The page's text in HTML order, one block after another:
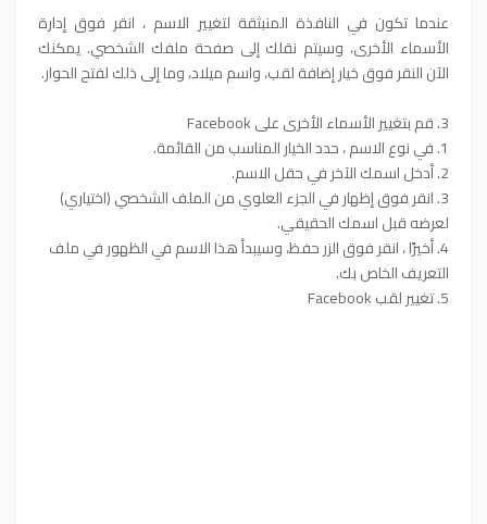
عندما تكون في النافذة المنبثقة لتغيير الاسم ، انقر فوق إدارة
الأسماء الأخرى، وسيتم نقلك إلى صفحة ملفك الشخصي. يمكنك
الآن النقر فوق خيار إضافة لقب، واسم ميلاد، وما إلى ذلك لفتح الحوار.
3. قم بتغيير الأسماء الأخرى على Facebook
1. في نوع الاسم ، حدد الخيار المناسب من القائمة.
2. أدخل اسمك الآخر في حقل الاسم.
3. انقر فوق إظهار في الجزء العلوي من الملف الشخصي (اختياري)
لعرضه قبل اسمك الحقيقي.
4. أخيرًا ، انقر فوق الزر حفظ، وسيبدأ هذا الاسم في الظهور في ملف
التعريف الخاص بك.
5. تغيير لقب Facebook